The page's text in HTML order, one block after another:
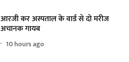
आरजी कर अस्पताल के वार्ड से दो मरीज
अचानक गायब
10 hours ago